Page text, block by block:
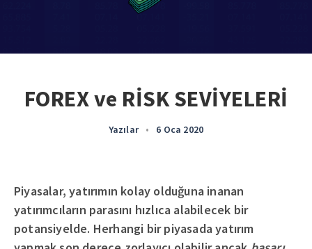
FOREX ve RİSK SEVİYELERİ
Yazılar • 6 Oca 2020
Piyasalar, yatırımın kolay olduğuna inanan
yatırımcıların parasını hızlıca alabilecek bir
potansiyelde. Herhangi bir piyasada yatırım